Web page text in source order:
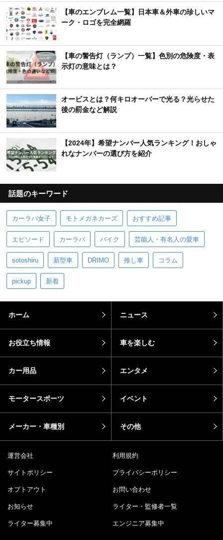
【車のエンブレム一覧】日本車＆外車の珍しいマ
ーク・ロゴを完全網羅
【車の警告灯（ランプ）一覧】色別の危険度・表
示灯の意味とは？
オービスとは？何キロオーバーで光る？光らせた
後の罰金など解説
【2024年】希望ナンバー人気ランキング！おしゃ
れなナンバーの選び方を紹介
話題のキーワード
カーラバ女子 モトメガネカーズ おすすめ記事
エピソード カーラバ バイク 芸能人・有名人の愛車
sotoshiru 新型車 DRIMO 推し車 コラム
pickup 新着
ホーム ニュース
お役立ち情報 車を楽しむ
カー用品 エンタメ
モータースポーツ イベント
メーカー・車種別 その他
運営会社 利用規約
サイトポリシー プライバシーポリシー
オプトアウト お問い合わせ
お知らせ ライター・監修者一覧
ライター募集中 エンジニア募集中